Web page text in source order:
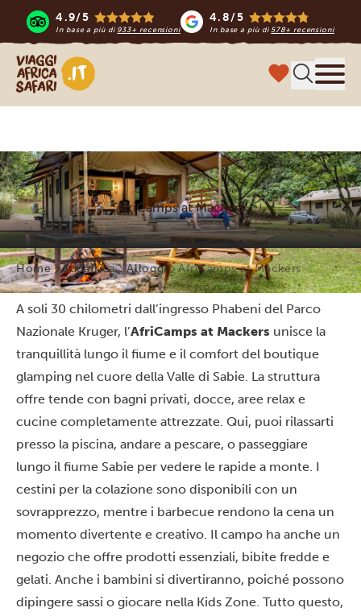
4.9/5
In base a più di 933+ recensioni
4.8/5
In base a più di578+ recensioni
Viaggi Africa Safari
AfriCamps at Mackers
Home Sudafrica Alloggi AfriCamps at Mackers
A soli 30 chilometri dall’ingresso Phabeni del Parco
Nazionale Kruger, l’AfriCamps at Mackers unisce la
tranquillità lungo il fiume e il comfort del boutique
glamping nel cuore della Valle di Sabie. La struttura
offre tende con bagni privati, docce, aree relax e
cucine completamente attrezzate. Qui, puoi rilassarti
presso la piscina, andare a pescare, o passeggiare
lungo il fiume Sabie per vedere le rapide a monte. I
cestini per la colazione sono disponibili con un
sovrapprezzo, mentre i barbecue rendono la cena un
momento divertente e creativo. Il campo ha anche un
negozio che offre prodotti essenziali, bibite fredde e
gelati. Anche i bambini si divertiranno, poiché possono
dipingere sassi o giocare nella Kids Zone. Tutto questo,